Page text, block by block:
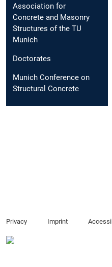
Association for
Concrete and Masonry
Structures of the TU
Munich
Doctorates
Munich Conference on
Structural Concrete
Privacy Imprint